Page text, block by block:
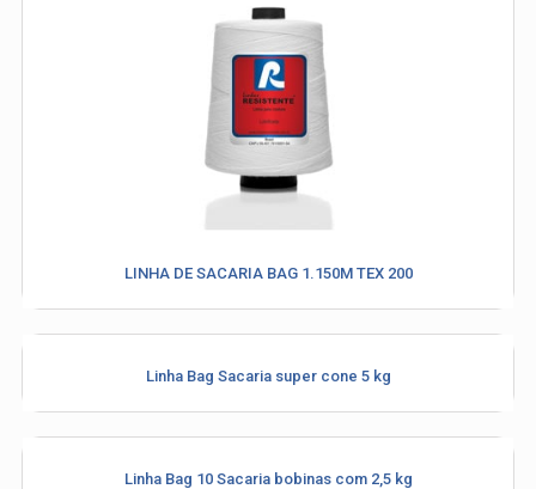
Industria e Comercio de Linhas
LINHA DE SACARIA BAG 1.150M TEX 200
Linha Bag Sacaria super cone 5 kg
Linha Bag 10 Sacaria bobinas com 2,5 kg